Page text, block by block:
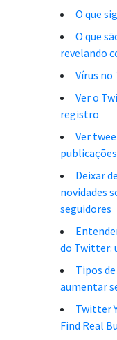
O que
O que
revelando
Vírus
Ver o
registro
Ver
Deixar
novidades
seguidores
do Twitter:
Tipos
aumentar
Twitter
Find Real